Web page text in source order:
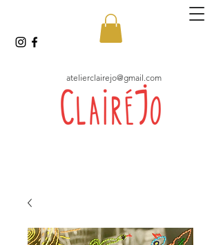
atelierclairejo@gmail.com